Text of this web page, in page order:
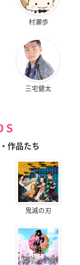
村瀬歩
三宅健太
作品たち
鬼滅の刃